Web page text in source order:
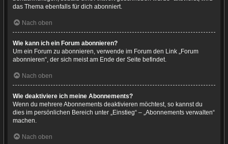
das Thema ebenfalls für dich abonniert.
Nach oben
Wie kann ich ein Forum abonnieren?
Um ein Forum zu abonnieren, verwende im Forum den Link „Forum
abonnieren“, der sich meist am Ende der Seite befindet.
Nach oben
Wie deaktiviere ich meine Abonnements?
Wenn du mehrere Abonnements deaktivieren möchtest, so kannst du
dies im persönlichen Bereich unter „Einstieg“ – „Abonnements verwalten“
machen.
Nach oben